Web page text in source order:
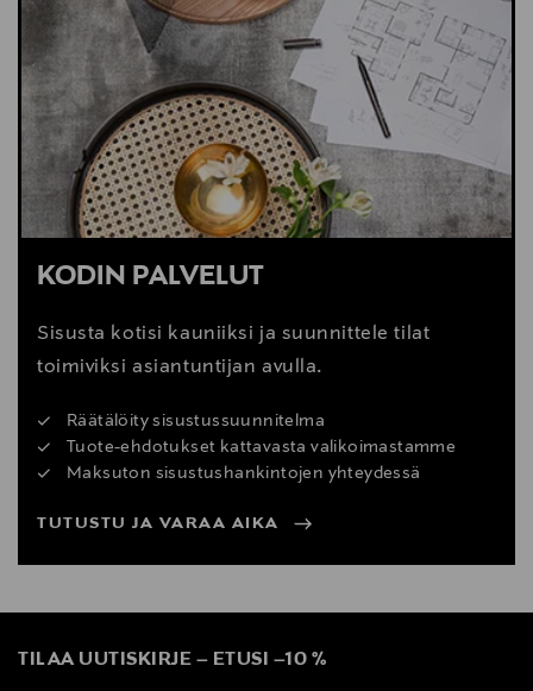
KODIN PALVELUT
Sisusta kotisi kauniiksi ja suunnittele tilat
toimiviksi asiantuntijan avulla.
Räätälöity sisustussuunnitelma
Tuote-ehdotukset kattavasta valikoimastamme
Maksuton sisustushankintojen yhteydessä
TUTUSTU JA VARAA AIKA
TILAA UUTISKIRJE – ETUSI –10 %